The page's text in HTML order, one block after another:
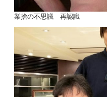
業捨の不思議 再認識